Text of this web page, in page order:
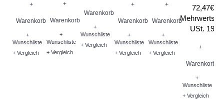
+
Warenkorb
+
Wunschliste
+ Vergleich
+
Warenkorb
+
Wunschliste
+ Vergleich
Warenkorb
+
Wunschliste
+ Vergleich
+
Warenkorb
+
Wunschliste
+ Vergleich
+
Warenkorb
+
Wunschliste
+ Vergleich
72,47€ *
USt. 19%
+
Warenkorb
+
Wunschliste
+ Vergleich